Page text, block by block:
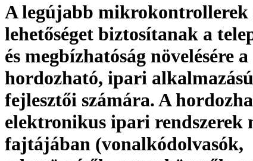
A legújabb mikrokontrollerek
lehetőséget biztosítanak a
és megbízhatóság növelésére a
hordozható, ipari
fejlesztői számára. A
elektronikus ipari rendszerek
fajtájában (vonalkódolvasók,